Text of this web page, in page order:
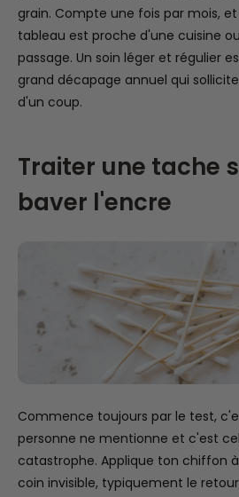
grain. Compte une fois par mois,
tableau est proche d'une cuisine
passage. Un soin léger et régulier
grand décapage annuel qui
d'un coup.
Traiter une tache
baver l'encre
Commence toujours par le test,
personne ne mentionne et c'est
catastrophe. Applique ton chiffon
coin invisible, typiquement le